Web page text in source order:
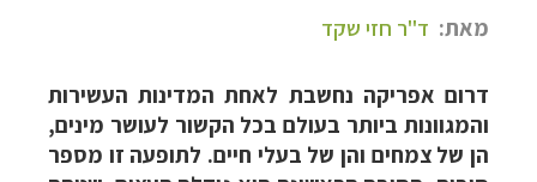
מאת: ד"ר חזי שקד
דרום אפריקה נחשבת לאחת המדינות העשירות
והמגוונות ביותר בעולם בכל הקשור לעושר מינים,
הן של צמחים והן של בעלי חיים. לתופעה זו מספר